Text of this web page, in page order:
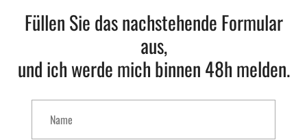
Füllen Sie das nachstehende Formular
aus,
und ich werde mich binnen 48h melden.